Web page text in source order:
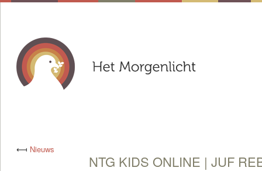
⟻ Nieuws
NTG KIDS ONLINE | JUF